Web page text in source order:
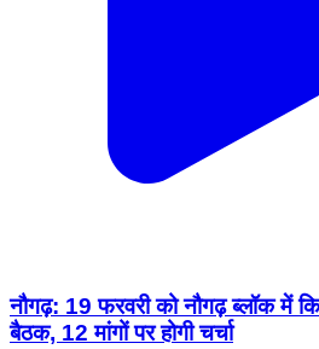
नौगढ़: 19 फरवरी को नौगढ़ ब्लॉक में
बैठक, 12 मांगों पर होगी चर्चा